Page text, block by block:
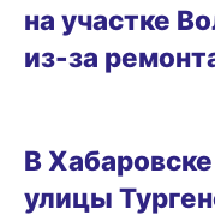
на участке
из-за
В
улицы